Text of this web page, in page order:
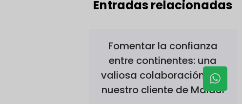
Entradas relacionadas
Fomentar la confianza
entre continentes: una
valiosa colaboración con
nuestro cliente de Malaui